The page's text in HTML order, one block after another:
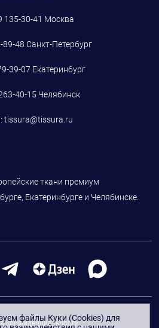
135-30-41 Москва
89-48 Санкт-Петербург
39-07 Екатеринбург
40-15 Челябинск
tissura@tissura.ru
ткани премиум
Екатеринбурге и Челябинске.
конфиденциальности
файлы Куки (Cookies) для